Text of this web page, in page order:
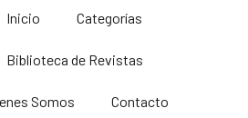
Inicio Categorías
Biblioteca de Revistas
Somos Contacto